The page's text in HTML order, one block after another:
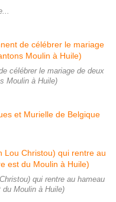
célébrer le mariage de deux
Moulin à Huile)
qui rentre au hameau
Moulin à Huile)